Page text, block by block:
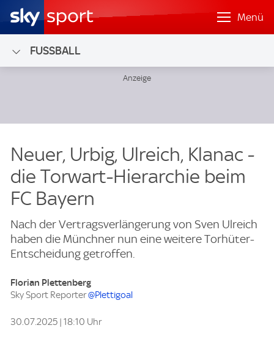
Menü
FUSSBALL
Neuer, Urbig, Ulreich, Klanac -
die Torwart-Hierarchie beim
FC Bayern
Nach der Vertragsverlängerung von Sven Ulreich
haben die Münchner nun eine weitere Torhüter-
Entscheidung getroffen.
Florian Plettenberg
Sky Sport Reporter@Plettigoal
30.07.2025 | 18:10 Uhr